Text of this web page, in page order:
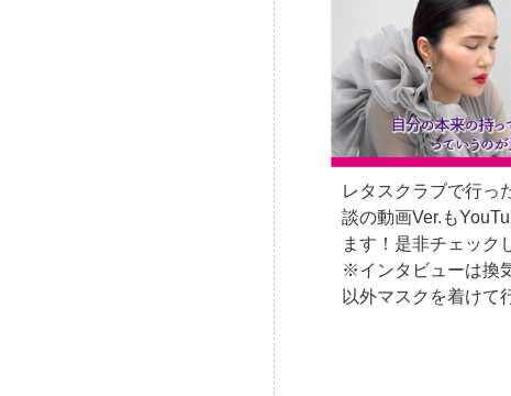
レタスクラブで行っ
談の動画Ver.も
ます！是非チェック
※インタビューは換
以外マスクを着けて